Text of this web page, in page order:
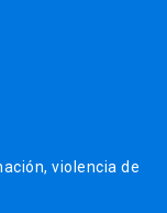
violencia de